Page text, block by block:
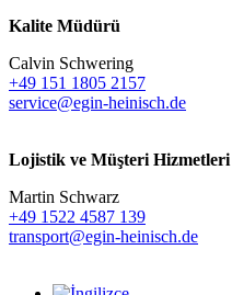
Kalite Müdürü
Calvin Schwering
+49 151 1805 2157
service@egin-heinisch.de
Lojistik ve Müşteri Hizmetleri
Martin Schwarz
+49 1522 4587 139
transport@egin-heinisch.de